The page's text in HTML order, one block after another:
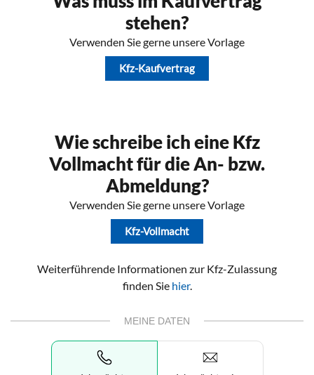
stehen?
Verwenden Sie gerne unsere Vorlage
Kfz-Kaufvertrag
Wie schreibe ich eine Kfz
Vollmacht für die An- bzw.
Abmeldung?
Verwenden Sie gerne unsere Vorlage
Kfz-Vollmacht
Weiterführende Informationen zur Kfz-Zulassung
finden Sie hier.
MEINE DATEN